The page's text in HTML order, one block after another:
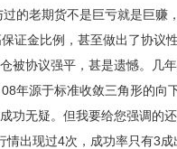
的老期货不是巨亏就是巨赚
证金比例，甚至做出了协议
被协议强平，甚是遗憾。几
源于标准收敛三角形的向
功无疑。但我要给您强调的
出现过4次，成功率只有3